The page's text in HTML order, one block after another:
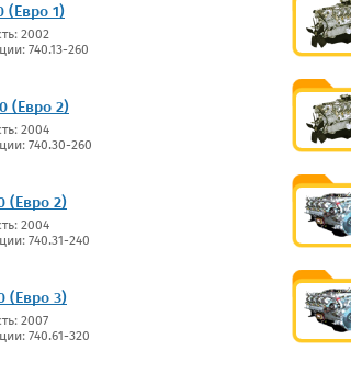
(Евро 1)
2002
740.13-260
(Евро 2)
2004
740.30-260
(Евро 2)
2004
740.31-240
(Евро 3)
2007
740.61-320